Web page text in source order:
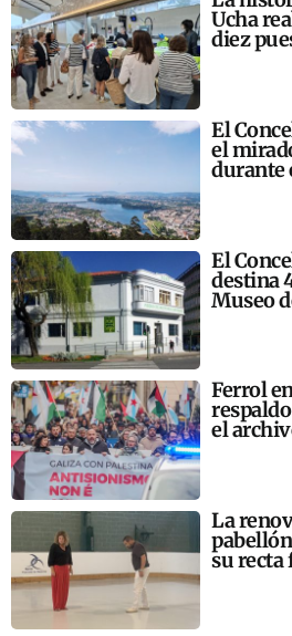
Ucha
diez
El
el
durante
El
destina
Museo
Ferrol
el
La
su recta